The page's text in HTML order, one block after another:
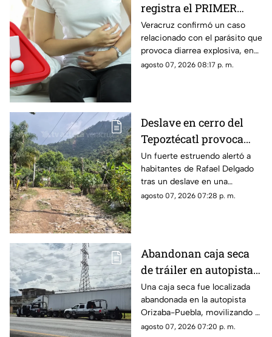
registra el PRIMER
CASO de ‘diarrea
explosiva’ en Veracruz;
esto sabemos
Veracruz confirmó un caso
relacionado con el parásito que
provoca diarrea explosiva, en
TV Azteca Veracruz te
agosto 07, 2026 08:17 p. m.
Deslave en cerro del
Tepoztécatl provoca
estruendo y preocupa a
familias; ¿hay heridos?
Un fuerte estruendo alertó a
habitantes de Rafael Delgado
tras un deslave en una
montaña, mientras familias
agosto 07, 2026 07:28 p. m.
Abandonan caja seca
de tráiler en autopista
de Veracruz; esto
sabemos
Una caja seca fue localizada
abandonada en la autopista
Orizaba-Puebla, movilizando a
corporaciones de seguridad
agosto 07, 2026 07:20 p. m.